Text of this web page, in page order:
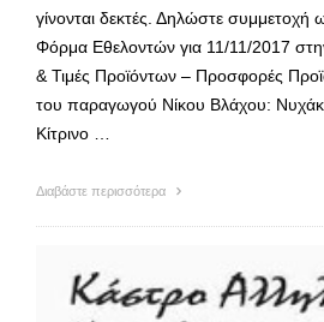
γίνονται δεκτές. Δηλώστε συμμετοχή
Φόρμα Εθελοντών για 11/11/2017
& Τιμές Προϊόντων – Προσφορές
του παραγωγού Νίκου Βλάχου:
Κίτρινο …
Διαβάστε περισσότερα